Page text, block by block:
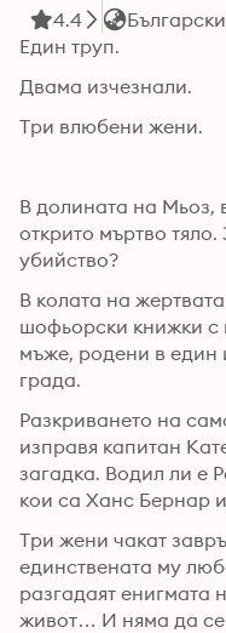
4.4 Български
Един труп.
Двама изчезнали.
Три влюбени жени.
В долината на Мьоз,
открито мъртво
убийство?
В колата на
шофьорски книжки с
мъже, родени в един
града.
Разкриването на
изправя капитан
загадка. Водил ли е
кои са Ханс Бернар
Три жени чакат
единствената му
разгадаят енигмата
живот… И няма да се